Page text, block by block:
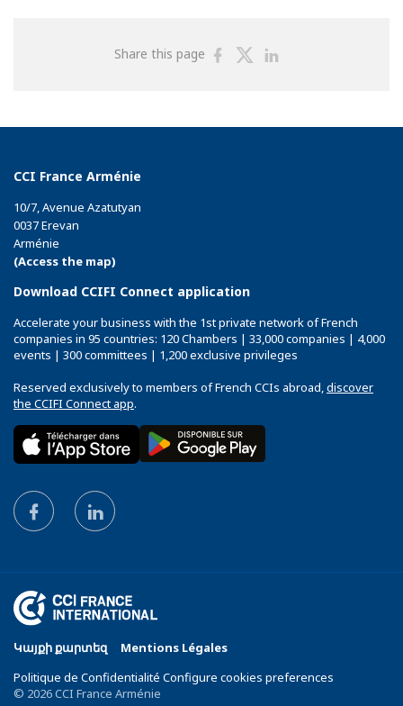
Share this page
ShareShare
CCI France Arménie
10/7, Avenue Azatutyan
0037 Erevan
Arménie
(Access the map)
Download CCIFI Connect application
Accelerate your business with the 1st private network of French
companies in 95 countries: 120 Chambers | 33,000 companies | 4,000
events | 300 committees | 1,200 exclusive privileges
Reserved exclusively to members of French CCIs abroad,discover
the CCIFI Connect app.
Կայքի քարտեզ
Mentions Légales
Politique de Confidentialité Configure cookies preferences
© 2026 CCI France Arménie